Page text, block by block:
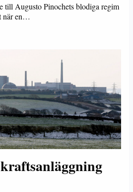
till Augusto Pinochets blodiga regim
när en…